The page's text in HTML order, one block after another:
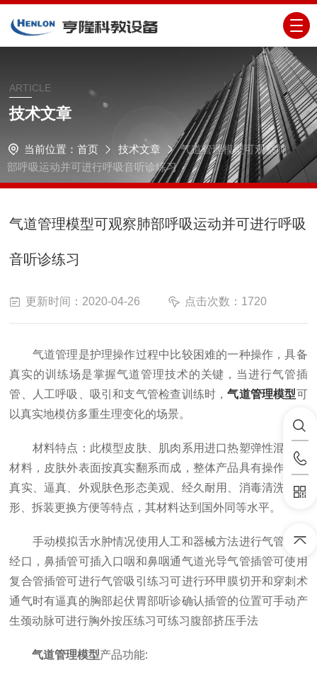
ARTICLE
技术文章
当前位置： 首页 技术文章
气道管理模型可观察肺
部呼吸运动并可进行呼吸音听诊练习
气道管理模型可观察肺部呼吸运动并可进行呼吸
音听诊练习
更新时间：2020-04-26 点击次数：1720
气道管理是护理操作过程中比较困难的一种操作，具备
真实的训练场是掌握气道管理技术的关键，当进行气管插
管、人工呼吸、吸引和支气管检查训练时，气道管理模型可
以真实地模仿多重生理变化的场景。
材料特点：此模型皮肤、肌肉系用进口热塑弹性混合胶
材料，皮肤外表面按真实翻系而成，整体产品具有操作手感
真实、逼真、外观肤色形态美观、经久耐用、消毒清洗不变
形、拆装更换方便等特点，其材料达到国外同等水平。
手动模拟舌水肿情况使用人工和器械方法进行气管插管
经口，鼻插管可插入口咽和鼻咽通气道光导气管插管可使用
复合管插管可进行气管吸引练习可进行环甲膜切开和穿刺术
通气时有逼真的胸部起伏胃部听诊确认插管的位置可手动产
生颈动脉可进行胸外按压练习可练习腹部挤压手法
气道管理模型产品功能: